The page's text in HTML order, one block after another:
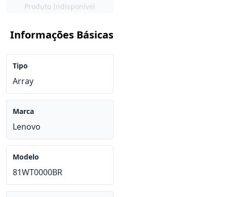
Produto Indisponível
Informações Básicas
Tipo
Array
Marca
Lenovo
Modelo
81WT0000BR